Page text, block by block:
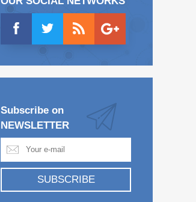
Subscribe on
NEWSLETTER
SUBSCRIBE